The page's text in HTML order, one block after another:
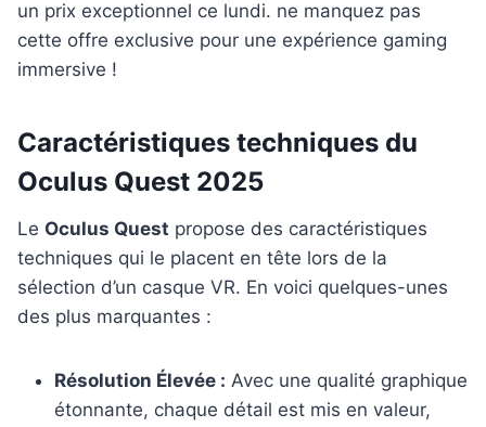
Caractéristiques techniques du
Oculus Quest 2025
Le Oculus Quest propose des caractéristiques
techniques qui le placent en tête lors de la
sélection d’un casque VR. En voici quelques-unes
des plus marquantes :
Résolution Élevée : Avec une qualité graphique
étonnante, chaque détail est mis en valeur,